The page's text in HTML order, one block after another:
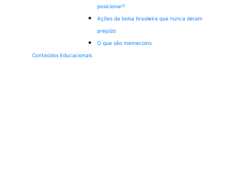
posicionar?
Ações da bolsa brasileira que nunca deram
prejuízo
O que são memecoins
Conteúdos Educacionais